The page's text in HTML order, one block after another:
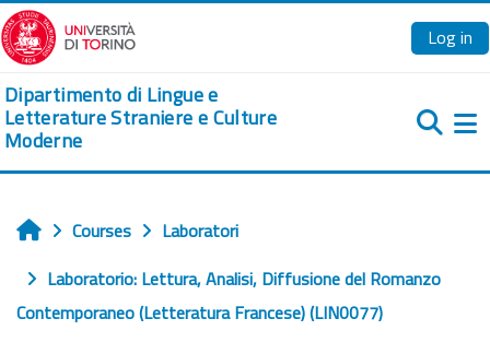
Skip to main content
Log in
Dipartimento di Lingue e
Letterature Straniere e Culture
Moderne
Home
Courses
Laboratori
Laboratorio: Lettura, Analisi, Diffusione del Romanzo
Contemporaneo (Letteratura Francese) (LIN0077)